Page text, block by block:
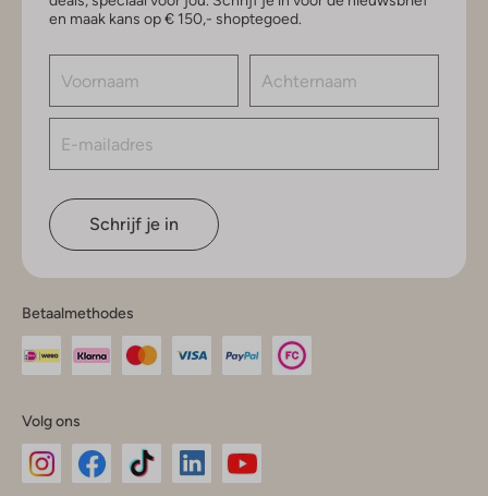
en maak kans op € 150,- shoptegoed.
Schrijf je in
Betaalmethodes
Volg ons